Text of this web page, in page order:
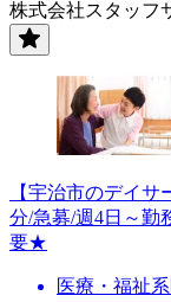
株式会社スタッフ
【宇治市のデイ
分/急募/週4日～勤
要★
医療・福祉系